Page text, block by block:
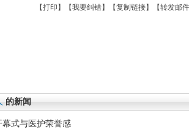
【打印 】【我要纠错】【复制链接】【转发邮件
的新闻
式与医护荣誉感